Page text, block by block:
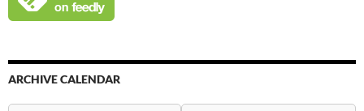
ARCHIVE CALENDAR